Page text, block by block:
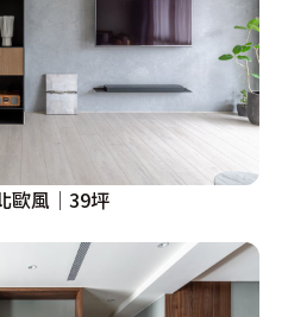
歐風│39坪